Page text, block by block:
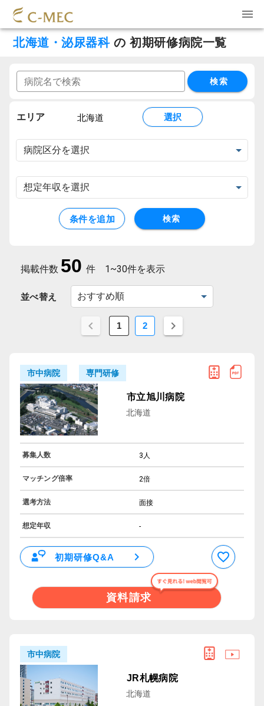
北海道・泌尿器科 の 初期研修病院一覧
検索
エリア 北海道 選択
条件を追加 検索
掲載件数 50 件 1~30件を表示
並べ替え
1 2
市中病院 専門研修
市立旭川病院
北海道
募集人数 3人
マッチング倍率 2倍
選考方法 面接
想定年収 -
初期研修Q&A
資料請求
市中病院
JR札幌病院
北海道